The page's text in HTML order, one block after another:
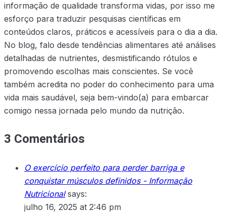
informação de qualidade transforma vidas, por isso me
esforço para traduzir pesquisas científicas em
conteúdos claros, práticos e acessíveis para o dia a dia.
No blog, falo desde tendências alimentares até análises
detalhadas de nutrientes, desmistificando rótulos e
promovendo escolhas mais conscientes. Se você
também acredita no poder do conhecimento para uma
vida mais saudável, seja bem-vindo(a) para embarcar
comigo nessa jornada pelo mundo da nutrição.
3 Comentários
O exercício perfeito para perder barriga e
conquistar músculos definidos - Informação
Nutricional says:
julho 16, 2025 at 2:46 pm